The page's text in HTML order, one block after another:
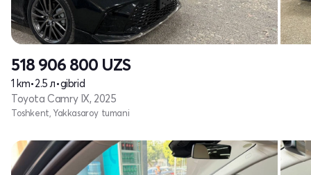
518 906 800 UZS
1 km•2.5 л•gibrid
Toyota Camry IX, 2025
Toshkent, Yakkasaroy tumani